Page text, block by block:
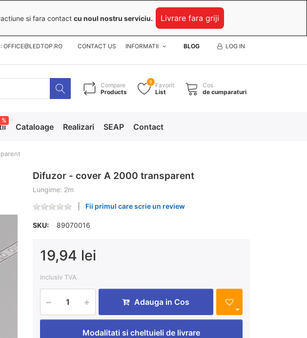
si fara contact cu noul nostru serviciu. Livrare fara griji
CONTACT US INFORMATII BLOG LOG IN
Compare
Products
8
Favorit
List
Cos
de cumparaturi
%
Cataloage Realizari SEAP Contact
Difuzor - cover A 2000 transparent
Lungime: 2m
Fii primul care scrie un review
SKU: 89070016
19,94 lei
inclusiv TVA
Adauga in Cos
Modalitati si cheltuieli de livrare